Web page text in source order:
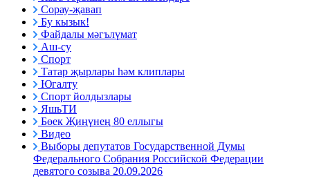
Сорау-җавап
Бу кызык!
Файдалы мәгълүмат
Аш-су
Спорт
Татар җырлары һәм клиплары
Югалту
Спорт йолдызлары
ЯшьТИ
Бөек Җиңүнең 80 еллыгы
Видео
Выборы депутатов Государственной Думы
Федерального Собрания Российской Федерации
девятого созыва 20.09.2026